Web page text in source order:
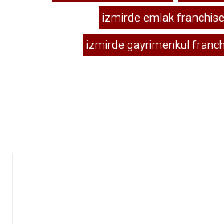
izmirde emlak
izmirde gayrimenkul